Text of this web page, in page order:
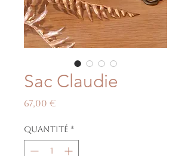
Sac Claudie
67,00 €
Quantité *